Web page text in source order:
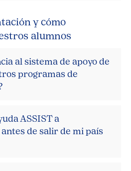
y cómo
alumnos
al sistema de apoyo de
programas de
ASSIST a
de salir de mi país